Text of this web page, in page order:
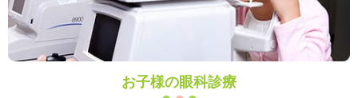
お子様の眼科診療